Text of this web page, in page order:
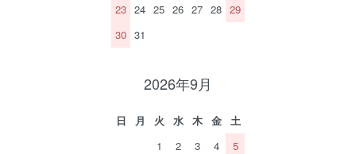
23 24 25 26 27 28 29
30 31
2026年9月
日 月 火 水 木 金
土
1
2 3 4
5